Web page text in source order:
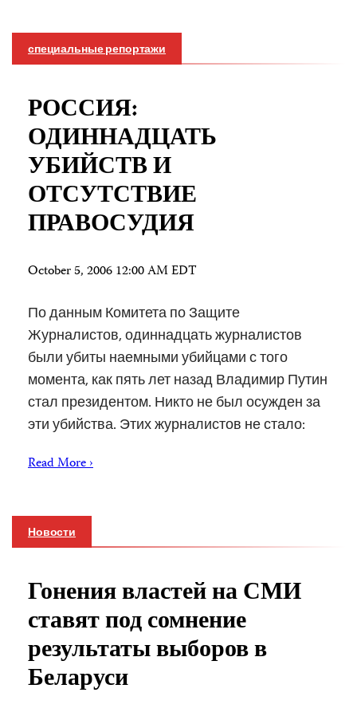
специальные репортажи
РОССИЯ:
ОДИННАДЦАТЬ
УБИЙСТВ И
ОТСУТСТВИЕ
ПРАВОСУДИЯ
October 5, 2006 12:00 AM EDT
По данным Комитета по Защите
Журналистов, одиннадцать журналистов
были убиты наемными убийцами с того
момента, как пять лет назад Владимир Путин
стал президентом. Никто не был осужден за
эти убийства. Этих журналистов не стало:
Read More ›
Новости
Гонения властей на СМИ
ставят под сомнение
результаты выборов в
Беларуси